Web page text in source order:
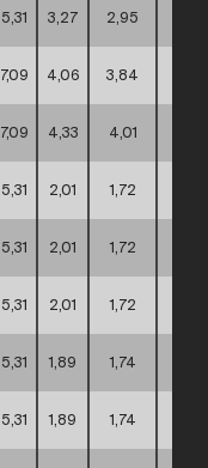
5,31 3,27 2,95
7,09 4,06 3,84
7,09 4,33 4,01
5,31 2,01 1,72
5,31 2,01 1,72
5,31 2,01 1,72
5,31 1,89 1,74
5,31 1,89 1,74